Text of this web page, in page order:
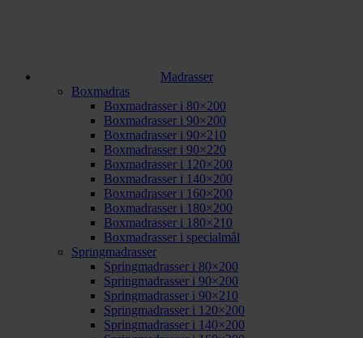
Madrasser
Boxmadras
Boxmadrasser i 80×200
Boxmadrasser i 90×200
Boxmadrasser i 90×210
Boxmadrasser i 90×220
Boxmadrasser i 120×200
Boxmadrasser i 140×200
Boxmadrasser i 160×200
Boxmadrasser i 180×200
Boxmadrasser i 180×210
Boxmadrasser i specialmål
Springmadrasser
Springmadrasser i 80×200
Springmadrasser i 90×200
Springmadrasser i 90×210
Springmadrasser i 120×200
Springmadrasser i 140×200